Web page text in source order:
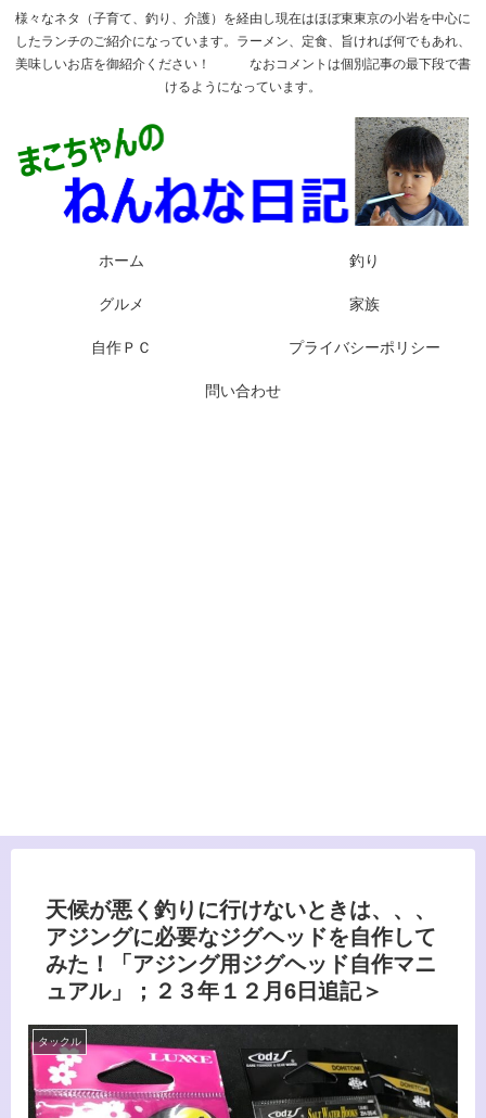
様々なネタ（子育て、釣り、介護）を経由し現在はほぼ東東京の小岩を中心に
したランチのご紹介になっています。ラーメン、定食、旨ければ何でもあれ、
美味しいお店を御紹介ください！ なおコメントは個別記事の最下段で書
けるようになっています。
ホーム 釣り
グルメ 家族
自作ＰＣ プライバシーポリシー
問い合わせ
天候が悪く釣りに行けないときは、、、
アジングに必要なジグヘッドを自作して
みた！「アジング用ジグヘッド自作マニ
ュアル」；２３年１２月6日追記＞
タックル